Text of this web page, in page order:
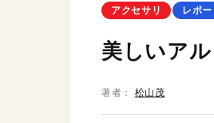
アクセサリ レポー
美しいア
著者： 松山茂